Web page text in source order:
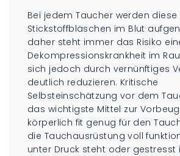
Bei jedem Taucher werden diese
Stickstoffbläschen im Blut
daher steht immer das Risiko
Dekompressionskrankheit im
sich jedoch durch vernünftiges
deutlich reduzieren. Kritische
Selbsteinschätzung vor dem
das wichtigste Mittel zur
körperlich fit genug für den
die Tauchausrüstung voll
unter Druck steht oder gestresst